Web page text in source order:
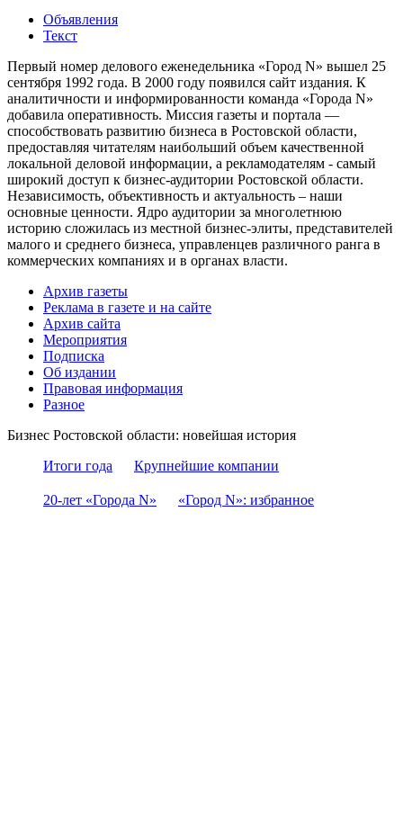
Объявления
Текст
Первый номер делового еженедельника «Город N» вышел 25
сентября 1992 года. В 2000 году появился сайт издания. К
аналитичности и информированности команда «Города N»
добавила оперативность. Миссия газеты и портала —
способствовать развитию бизнеса в Ростовской области,
предоставляя читателям наибольший объем качественной
локальной деловой информации, а рекламодателям - самый
широкий доступ к бизнес-аудитории Ростовской области.
Независимость, объективность и актуальность – наши
основные ценности. Ядро аудитории за многолетнюю
историю сложилась из местной бизнес-элиты, представителей
малого и среднего бизнеса, управленцев различного ранга в
коммерческих компаниях и в органах власти.
Архив газеты
Реклама в газете и на сайте
Архив сайта
Мероприятия
Подписка
Об издании
Правовая информация
Разное
Бизнес Ростовской области: новейшая история
Итоги года
Крупнейшие компании
20-лет «Города N» «Город N»: избранное